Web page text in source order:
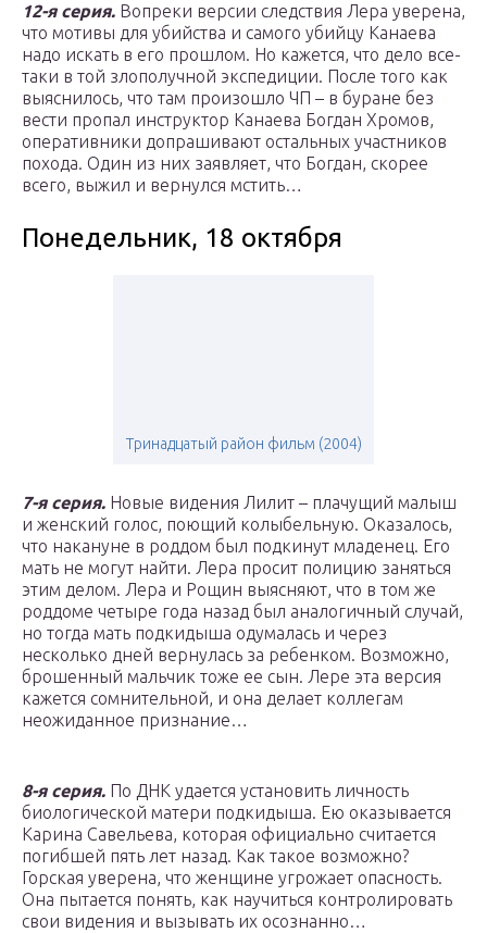
12-я серия. Вопреки версии следствия Лера уверена,
что мотивы для убийства и самого убийцу Канаева
надо искать в его прошлом. Но кажется, что дело все-
таки в той злополучной экспедиции. После того как
выяснилось, что там произошло ЧП – в буране без
вести пропал инструктор Канаева Богдан Хромов,
оперативники допрашивают остальных участников
похода. Один из них заявляет, что Богдан, скорее
всего, выжил и вернулся мстить…
Понедельник, 18 октября
Тринадцатый район фильм (2004)
7-я серия. Новые видения Лилит – плачущий малыш
и женский голос, поющий колыбельную. Оказалось,
что накануне в роддом был подкинут младенец. Его
мать не могут найти. Лера просит полицию заняться
этим делом. Лера и Рощин выясняют, что в том же
роддоме четыре года назад был аналогичный случай,
но тогда мать подкидыша одумалась и через
несколько дней вернулась за ребенком. Возможно,
брошенный мальчик тоже ее сын. Лере эта версия
кажется сомнительной, и она делает коллегам
неожиданное признание…
8-я серия. По ДНК удается установить личность
биологической матери подкидыша. Ею оказывается
Карина Савельева, которая официально считается
погибшей пять лет назад. Как такое возможно?
Горская уверена, что женщине угрожает опасность.
Она пытается понять, как научиться контролировать
свои видения и вызывать их осознанно…